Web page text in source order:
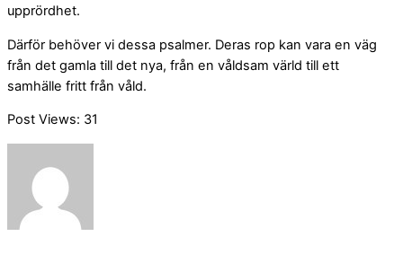
upprördhet.
Därför behöver vi dessa psalmer. Deras rop kan vara en väg
från det gamla till det nya, från en våldsam värld till ett
samhälle fritt från våld.
Post Views: 31